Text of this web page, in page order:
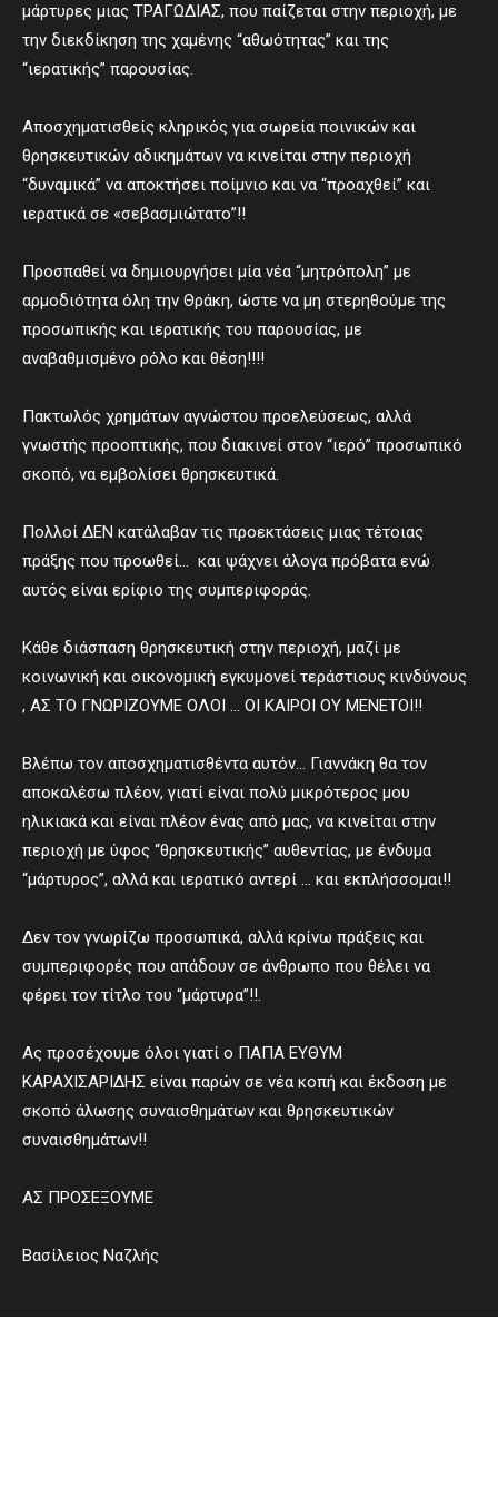
μάρτυρες μιας ΤΡΑΓΩΔΙΑΣ, που παίζεται στην περιοχή, με
την διεκδίκηση της χαμένης “αθωότητας” και της
“ιερατικής” παρουσίας.
Αποσχηματισθείς κληρικός για σωρεία ποινικών και
θρησκευτικών αδικημάτων να κινείται στην περιοχή
“δυναμικά” να αποκτήσει ποίμνιο και να “προαχθεί” και
ιερατικά σε «σεβασμιώτατο”!!
Προσπαθεί να δημιουργήσει μία νέα “μητρόπολη” με
αρμοδιότητα όλη την Θράκη, ώστε να μη στερηθούμε της
προσωπικής και ιερατικής του παρουσίας, με
αναβαθμισμένο ρόλο και θέση!!!!
Πακτωλός χρημάτων αγνώστου προελεύσεως, αλλά
γνωστής προοπτικής, που διακινεί στον “ιερό” προσωπικό
σκοπό, να εμβολίσει θρησκευτικά.
Πολλοί ΔΕΝ κατάλαβαν τις προεκτάσεις μιας τέτοιας
πράξης που προωθεί… και ψάχνει άλογα πρόβατα ενώ
αυτός είναι ερίφιο της συμπεριφοράς.
Κάθε διάσπαση θρησκευτική στην περιοχή, μαζί με
κοινωνική και οικονομική εγκυμονεί τεράστιους κινδύνους
, ΑΣ ΤΟ ΓΝΩΡΙΖΟΥΜΕ ΟΛΟΙ … ΟΙ ΚΑΙΡΟΙ ΟΥ ΜΕΝΕΤΟΙ!!
Βλέπω τον αποσχηματισθέντα αυτόν… Γιαννάκη θα τον
αποκαλέσω πλέον, γιατί είναι πολύ μικρότερος μου
ηλικιακά και είναι πλέον ένας από μας, να κινείται στην
περιοχή με ύφος “θρησκευτικής” αυθεντίας, με ένδυμα
“μάρτυρος”, αλλά και ιερατικό αντερί … και εκπλήσσομαι!!
Δεν τον γνωρίζω προσωπικά, αλλά κρίνω πράξεις και
συμπεριφορές που απάδουν σε άνθρωπο που θέλει να
φέρει τον τίτλο του “μάρτυρα”!!.
Ας προσέχουμε όλοι γιατί ο ΠΑΠΑ ΕΥΘΥΜ
ΚΑΡΑΧΙΣΑΡΙΔΗΣ είναι παρών σε νέα κοπή και έκδοση με
σκοπό άλωσης συναισθημάτων και θρησκευτικών
συναισθημάτων!!
ΑΣ ΠΡΟΣΕΞΟΥΜΕ
Βασίλειος Ναζλής